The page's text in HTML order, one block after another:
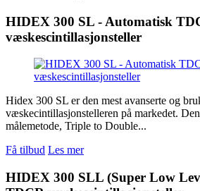
HIDEX 300 SL - Automatisk
væskescintillasjonsteller
Hidex 300 SL er den mest avanserte og
væskecintillasjonstelleren på markedet.
målemetode, Triple to Double...
Få tilbud Les mer
HIDEX 300 SLL (Super Low